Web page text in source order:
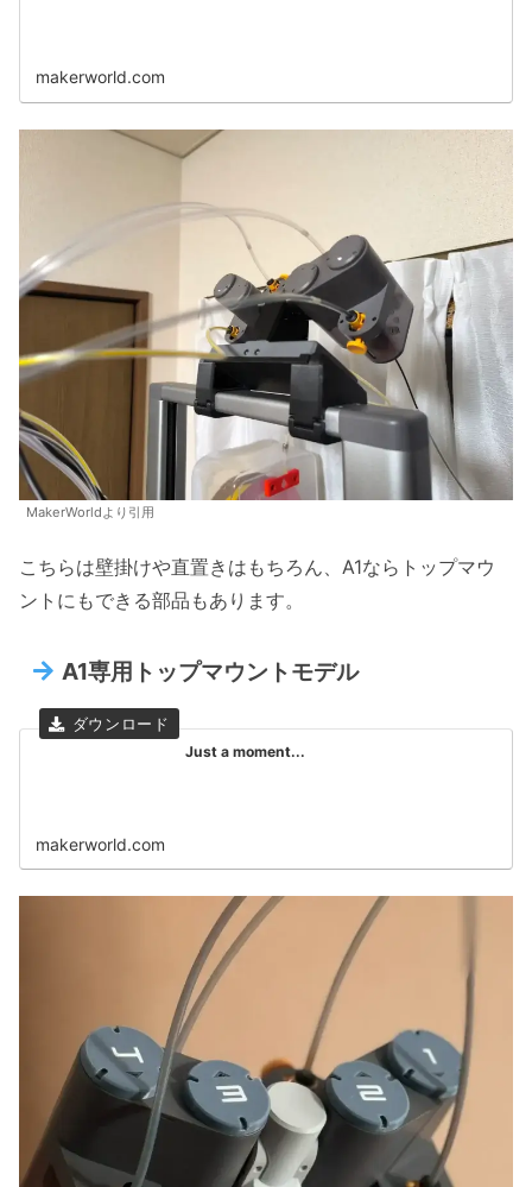
makerworld.com
MakerWorldより引用
こちらは壁掛けや直置きはもちろん、A1ならトップマウ
ントにもできる部品もあります。
A1専用トップマウントモデル
Just a moment...
makerworld.com